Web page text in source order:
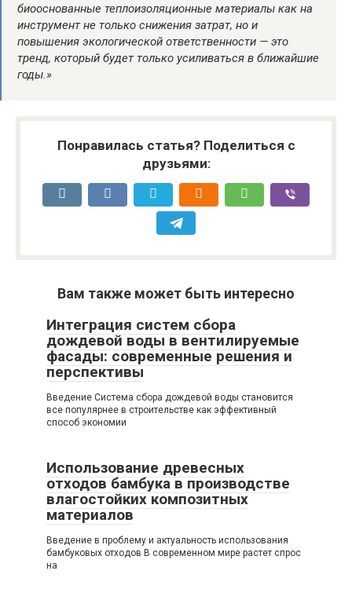
биооснованные теплоизоляционные материалы как на
инструмент не только снижения затрат, но и
повышения экологической ответственности — это
тренд, который будет только усиливаться в ближайшие
годы.»
Понравилась статья? Поделиться с
друзьями:
Вам также может быть интересно
Интеграция систем сбора
дождевой воды в вентилируемые
фасады: современные решения и
перспективы
Введение Система сбора дождевой воды становится
все популярнее в строительстве как эффективный
способ экономии
Использование древесных
отходов бамбука в производстве
влагостойких композитных
материалов
Введение в проблему и актуальность использования
бамбуковых отходов В современном мире растет спрос
на